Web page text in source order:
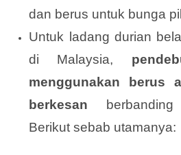
dan berus untuk bunga
Untuk ladang durian
di Malaysia,
menggunakan berus
berkesan
Berikut sebab utamanya: